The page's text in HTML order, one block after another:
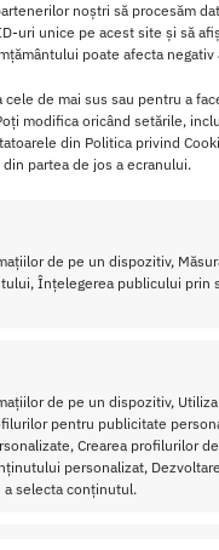
noștri să procesăm
uri unice pe acest site și să
poate afecta
de mai sus sau pentru a
modifica oricând setările,
din Politica privind
partea de jos a ecranului.
de pe un dispozitiv,
Înțelegerea publicului prin
de pe un dispozitiv,
pentru publicitate
Crearea profilurilor
personalizat,
selecta conținutul.
usoara si precisa.
elegant si sobru,
totala de 15 cm,
personala inainte
o solutie simpla,
fara presiune
asigura o penetrare
ergonomica
pentru o experienta
antibacterian,
a accesoriului si